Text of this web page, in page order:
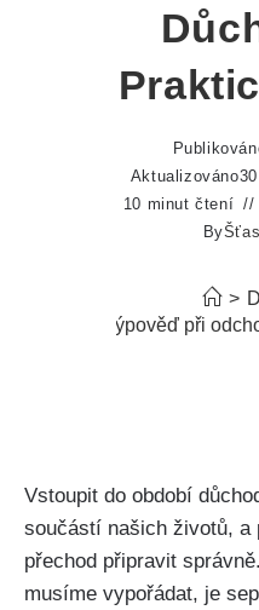
Aktualizováno
10 minut čtení
By
>
Jak napsat výpověď při
Vstoupit do období
součástí našich ⁤životů, a
přechod připravit​
musíme vypořádat, je